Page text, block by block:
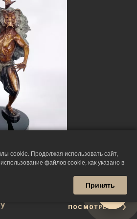
ПОСМОТРЕТЬ
cookie. Продолжая использовать сайт,
файлов cookie, как указано в
Принять